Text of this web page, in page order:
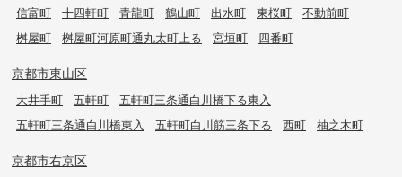
信富町
十四軒町 青龍町 鶴山町 出水町 東桜町
不動前町
桝屋町
桝屋町河原町通丸太町上る 宮垣町 四番町
京都市東山区
大井手町 五軒町
五軒町三条通白川橋下る東入
五軒町三条通白川橋東入
五軒町白川筋三条下る 西町 柚之木町
京都市右京区